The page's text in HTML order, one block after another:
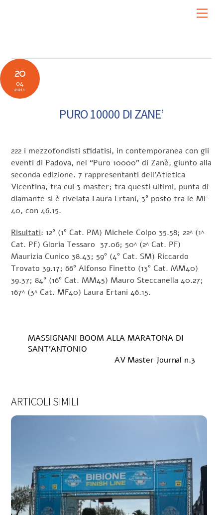
20
04
2011
PURO 10000 DI ZANE’
222 i mezzofondisti sfidatisi, in contemporanea con gli
eventi di Padova, nel “Puro 10000” di Zanè, giunto alla
seconda edizione. 7 rappresentanti dell’Atletica
Vicentina, tra cui 3 master; tra questi ultimi, punta di
diamante si è rivelata Laura Ertani, 3° posto tra le MF
40, con 46.15.
Risultati: 12° (1° Cat. PM) Michele Colpo 35.58; 22^ (1^
Cat. PF) Gloria Tessaro 37.06; 50^ (2^ Cat. PF)
Maurizia Cunico 38.43; 59° (4° Cat. SM) Riccardo
Trovato 39.17; 66° Alfonso Finetto (13° Cat. MM40)
39.37; 84° (16° Cat. MM45) Mauro Steccanella 40.27;
167^ (3^ Cat. MF40) Laura Ertani 46.15.
MASSIGNANI BOOM ALLA MARATONA DI
SANT’ANTONIO
AV Master Journal n.3
ARTICOLI SIMILI